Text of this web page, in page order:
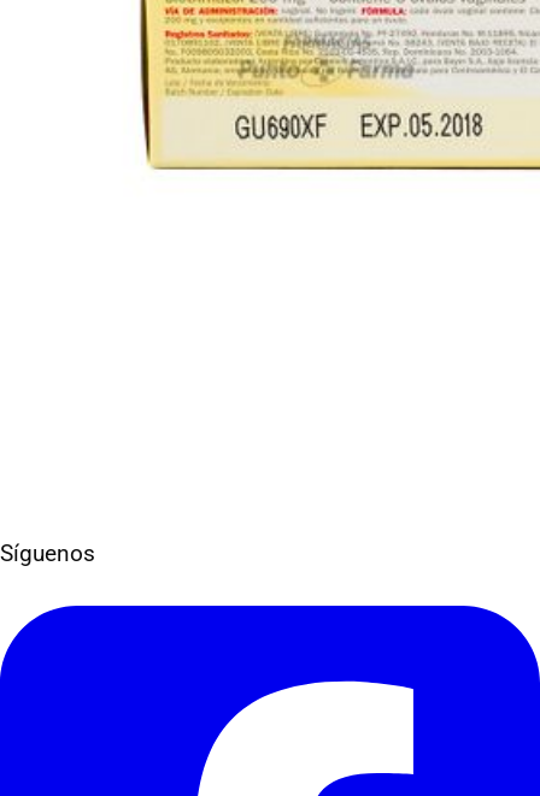
Síguenos